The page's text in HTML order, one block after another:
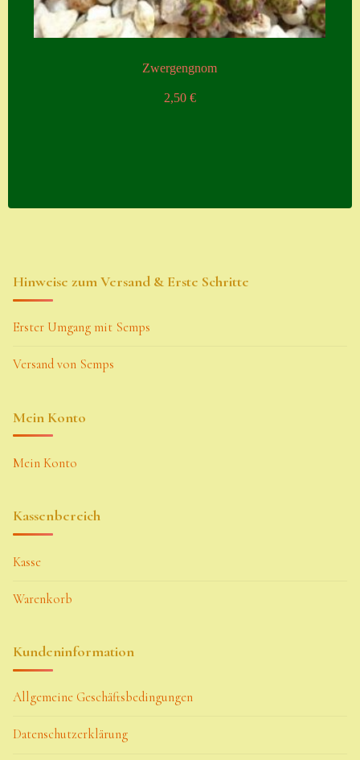
Zwergengnom
2,50 €
Hinweise zum Versand & Erste Schritte
Erster Umgang mit Semps
Versand von Semps
Mein Konto
Mein Konto
Kassenbereich
Kasse
Warenkorb
Kundeninformation
Allgemeine Geschäftsbedingungen
Datenschutzerklärung